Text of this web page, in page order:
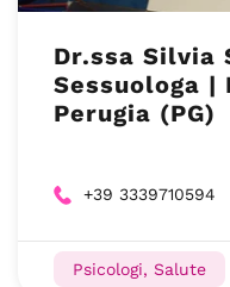
Dr.ssa Silvia
Sessuologa |
Perugia (PG)
+39 3339710594
Psicologi, Salute